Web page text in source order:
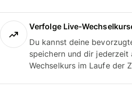
Verfolge Live-
Du kannst deine
speichern und dir jederzeit
Wechselkurs im Laufe der